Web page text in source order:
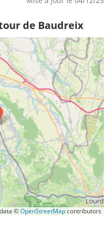
de Baudreix
©OpenStreetMapcontributors